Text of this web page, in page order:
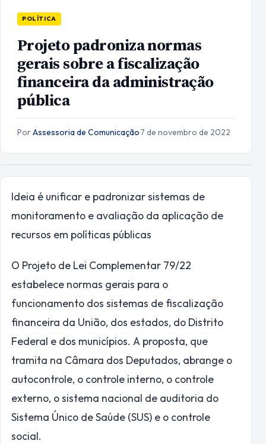
POLÍTICA
Projeto padroniza normas
gerais sobre a fiscalização
financeira da administração
pública
PorAssessoria de Comunicação·7 de novembro de 2022
Ideia é unificar e padronizar sistemas de
monitoramento e avaliação da aplicação de
recursos em políticas públicas
O Projeto de Lei Complementar 79/22
estabelece normas gerais para o
funcionamento dos sistemas de fiscalização
financeira da União, dos estados, do Distrito
Federal e dos municípios. A proposta, que
tramita na Câmara dos Deputados, abrange o
autocontrole, o controle interno, o controle
externo, o sistema nacional de auditoria do
Sistema Único de Saúde (SUS) e o controle
social.